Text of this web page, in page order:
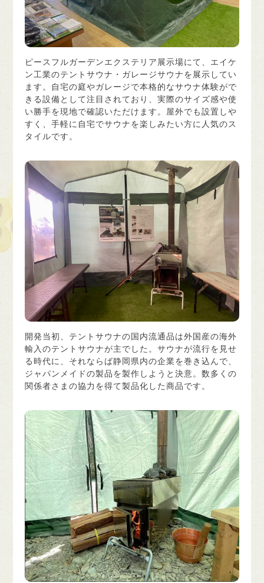
ピースフルガーデンエクステリア展示場にて、エイケ
ン工業のテントサウナ・ガレージサウナを展示してい
ます。自宅の庭やガレージで本格的なサウナ体験がで
きる設備として注目されており、実際のサイズ感や使
い勝手を現地で確認いただけます。屋外でも設置しや
すく、手軽に自宅でサウナを楽しみたい方に人気のス
タイルです。
開発当初、テントサウナの国内流通品は外国産の海外
輸入のテントサウナが主でした。サウナが流行を見せ
る時代に、それならば静岡県内の企業を巻き込んで、
ジャパンメイドの製品を製作しようと決意。数多くの
関係者さまの協力を得て製品化した商品です。